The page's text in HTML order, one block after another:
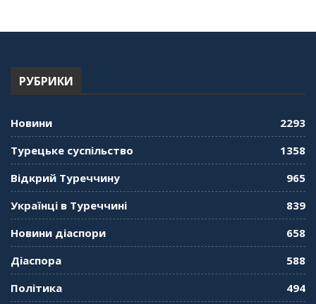
"Дзеркало діаспори". Випуск 13. МУШ в
"Дзеркало діаспори". Випуск 11. Олександр
"Дзеркало діаспори". Випуск 10. Тонкощі та
кримськотатарського прапора. Феріде Шахін
РУБРИКИ
Новини
2293
Турецьке суспільство
1358
Відкрий Туреччину
965
Українці в Туреччині
839
Новини діаспори
658
Діаспора
588
Політика
494